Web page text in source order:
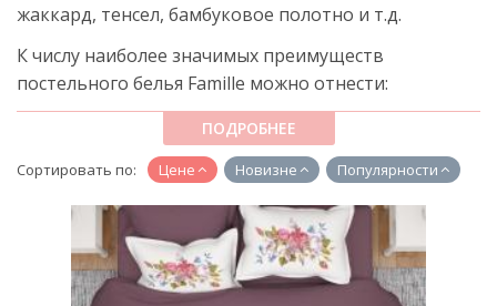
жаккард, тенсел, бамбуковое полотно и т.д.
К числу наиболее значимых преимуществ
постельного белья Famille можно отнести:
износостойкость — комплекты не вытираются
и хорошо переносят стирку;
эффективную терморегуляцию,
обеспечивающую комфортный микроклимат;
широкий ценовой диапазон, позволяющий
подобрать комплект на любой бюджет;
ПОДРОБНЕЕ
Сортировать по: Цене Новизне Популярности